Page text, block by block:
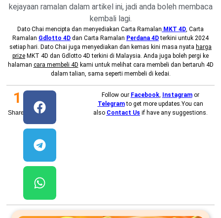
kejayaan ramalan dalam artikel ini, jadi anda boleh membaca
kembali lagi.
Dato Chai mencipta dan menyediakan Carta Ramalan MKT 4D, Carta
Ramalan Gdlotto 4D dan Carta Ramalan Perdana 4Dterkini untuk 2024
setiap hari. Dato Chai juga menyediakan dan kemas kini masa nyata harga
prize MKT 4D dan Gdlotto 4D terkini di Malaysia. Anda juga boleh pergi ke
halaman cara membeli 4D kami untuk melihat cara membeli dan bertaruh 4D
dalam talian, sama seperti membeli di kedai.
Shares
1 Follow our Facebook, Instagram or
Telegramto get more updates.You can
also Contact Us if have any suggestions.